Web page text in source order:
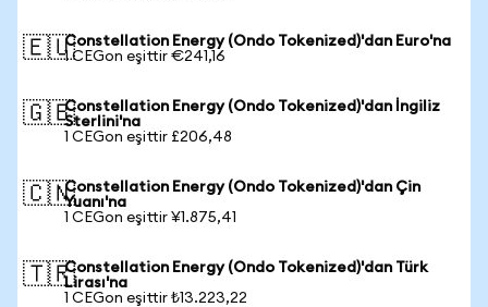
🇪🇺Constellation Energy (Ondo Tokenized)'dan Euro'na
1 CEGon eşittir €241,16
🇬🇧Constellation Energy (Ondo Tokenized)'dan İngiliz
Sterlini'na
1 CEGon eşittir £206,48
🇨🇳Constellation Energy (Ondo Tokenized)'dan Çin
Yuanı'na
1 CEGon eşittir ¥1.875,41
🇹🇷Constellation Energy (Ondo Tokenized)'dan Türk
Lirası'na
1 CEGon eşittir ₺13.223,22